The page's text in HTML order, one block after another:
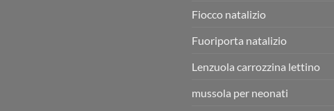
Fiocco natalizio
Fuoriporta natalizio
Lenzuola carrozzina lettino
mussola per neonati